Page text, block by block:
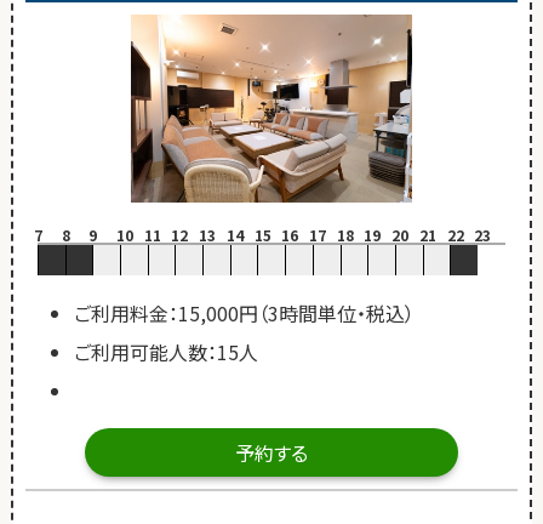
7 8 9 10 11 12 13 14 15 16 17 18 19 20 21 22 23
ご利用料金：15,000円（3時間単位・税込）
ご利用可能人数：15人
予約する